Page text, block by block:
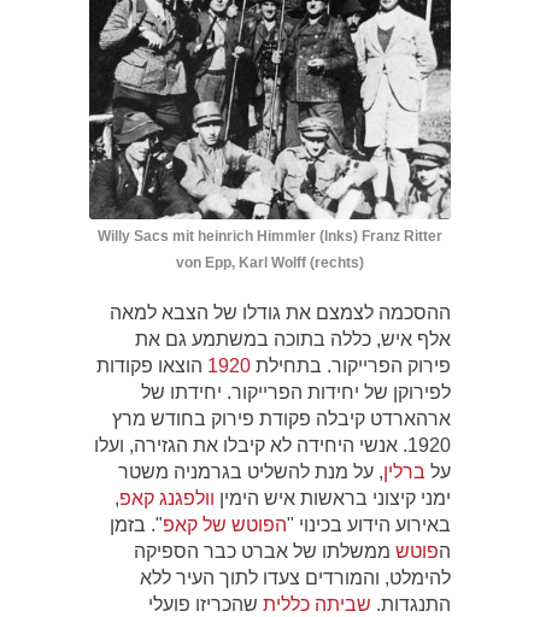
Willy Sacs mit heinrich Himmler (lnks) Franz Ritter
von Epp, Karl Wolff (rechts)
ההסכמה לצמצם את גודלו של הצבא למאה
אלף איש, כללה בתוכה במשתמע גם את
פירוק הפרייקור. בתחילת 1920 הוצאו פקודות
לפירוקן של יחידות הפרייקור. יחידתו של
ארהארדט קיבלה פקודת פירוק בחודש מרץ
1920. אנשי היחידה לא קיבלו את הגזירה, ועלו
על ברלין, על מנת להשליט בגרמניה משטר
ימני קיצוני בראשות איש הימין וולפגנג קאפ,
באירוע הידוע בכינוי "הפוטש של קאפ". בזמן
הפוטש ממשלתו של אברט כבר הספיקה
להימלט, והמורדים צעדו לתוך העיר ללא
התנגדות. שביתה כללית שהכריזו פועלי